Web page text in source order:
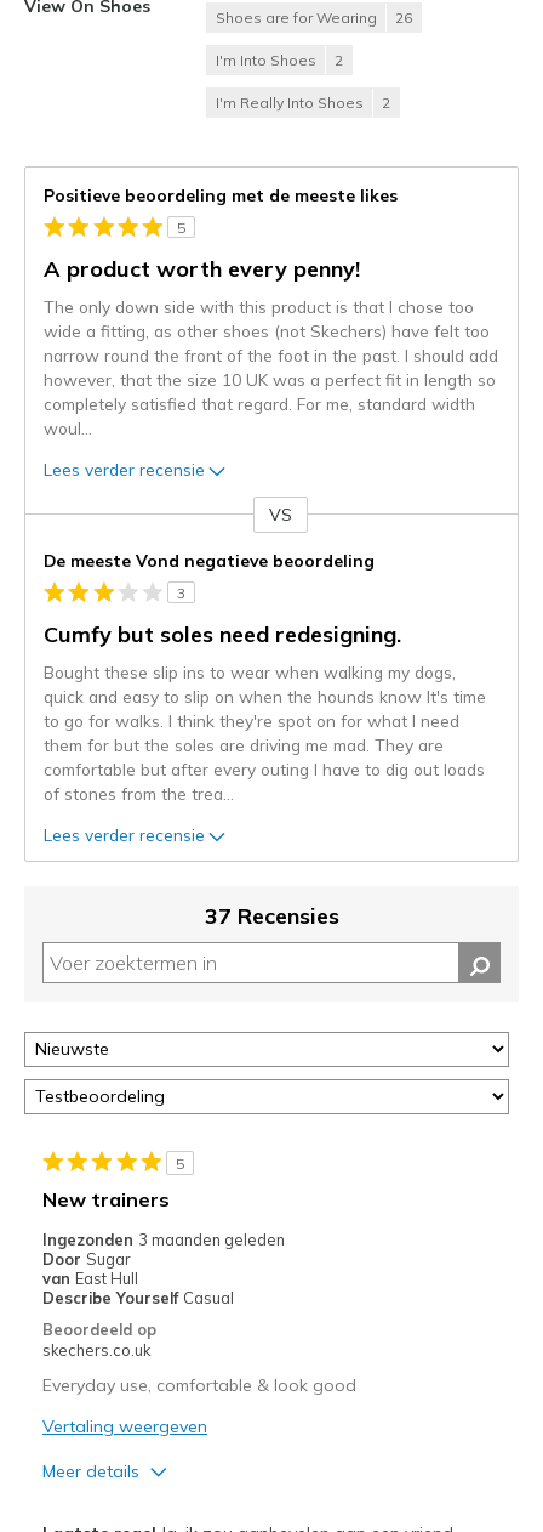
View On Shoes
Shoes are for Wearing 26
I'm Into Shoes 2
I'm Really Into Shoes 2
Positieve beoordeling met de meeste likes
5
A product worth every penny!
The only down side with this product is that I chose too
wide a fitting, as other shoes (not Skechers) have felt too
narrow round the front of the foot in the past. I should add
however, that the size 10 UK was a perfect fit in length so
completely satisfied that regard. For me, standard width
woul...
Lees verder recensie
content
wordt
momenteel
gemigreerd
de
niejee
page_id.
kunt
status
van
deze
of
door
<a
href="javascript:location.href=location.pathname;">hier</a>
page
met
migratiegeschiedenis
van
de
VS
De meeste Vond negatieve beoordeling
3
Cumfy but soles need redesigning.
Bought these slip ins to wear when walking my dogs,
quick and easy to slip on when the hounds know It's time
to go for walks. I think they're spot on for what I need
them for but the soles are driving me mad. They are
comfortable but after every outing I have to dig out loads
of stones from the trea
Lees verder recensie
37 Recensies
5
New trainers
Ingezonden 3 maanden geleden
Door Sugar
van East Hull
Describe Yourself Casual
Beoordeeld op
skechers.co.uk
Everyday use, comfortable & look good
Vertaling weergeven
Meer details